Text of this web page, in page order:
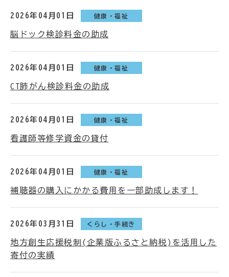
2026年04月01日 健康・福祉
脳ドック検診料金の助成
2026年04月01日 健康・福祉
CT肺がん検診料金の助成
2026年04月01日 健康・福祉
看護師等修学資金の貸付
2026年04月01日 健康・福祉
補聴器の購入にかかる費用を一部助成します！
2026年03月31日 くらし・手続き
地方創生応援税制(企業版ふるさと納税)を活用した
寄付の実績